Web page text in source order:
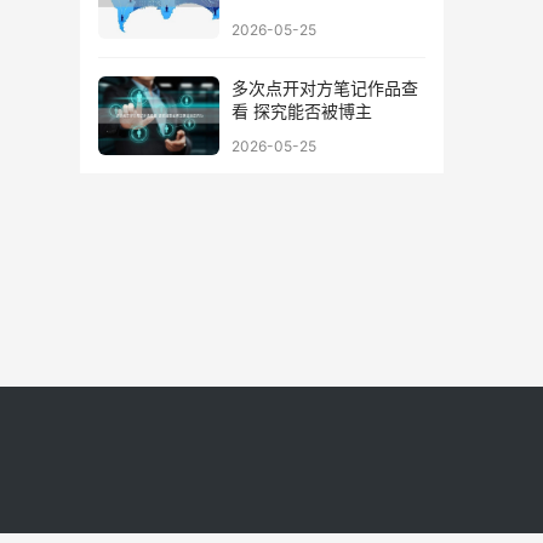
2026-05-25
多次点开对方笔记作品查
看 探究能否被博主
2026-05-25